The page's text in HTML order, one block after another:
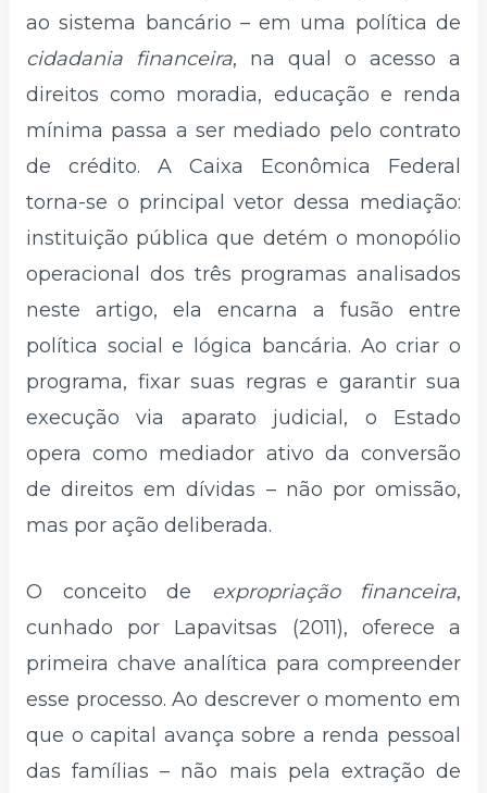
ao sistema bancário – em uma política de
cidadania financeira, na qual o acesso a
direitos como moradia, educação e renda
mínima passa a ser mediado pelo contrato
de crédito. A Caixa Econômica Federal
torna-se o principal vetor dessa mediação:
instituição pública que detém o monopólio
operacional dos três programas analisados
neste artigo, ela encarna a fusão entre
política social e lógica bancária. Ao criar o
programa, fixar suas regras e garantir sua
execução via aparato judicial, o Estado
opera como mediador ativo da conversão
de direitos em dívidas – não por omissão,
mas por ação deliberada.
O conceito de expropriação financeira,
cunhado por Lapavitsas (2011), oferece a
primeira chave analítica para compreender
esse processo. Ao descrever o momento em
que o capital avança sobre a renda pessoal
das famílias – não mais pela extração de